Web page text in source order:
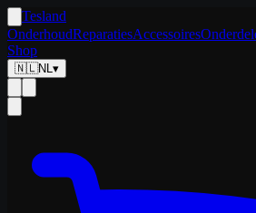
Tesland
OnderhoudReparatiesAccessoires
Shop
🇳🇱NL▾